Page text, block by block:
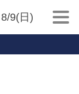
8/9(日)